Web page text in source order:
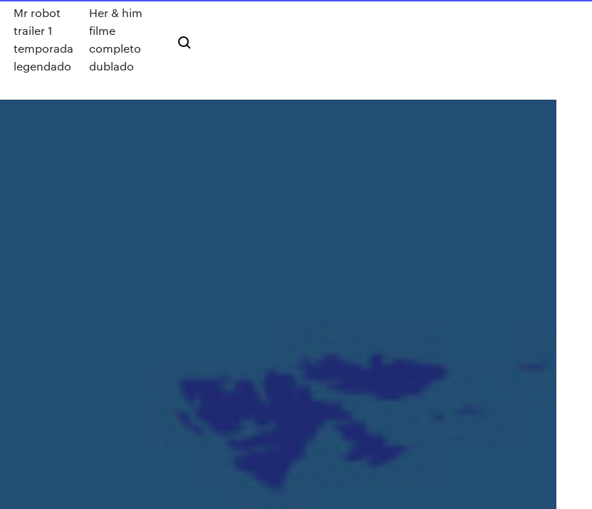
Mr robot
trailer 1
temporada
legendado
Her & him
filme
completo
dublado